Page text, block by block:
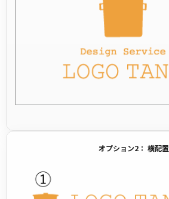
オプション2： 横配置